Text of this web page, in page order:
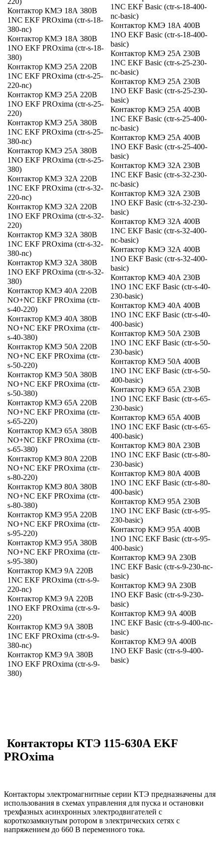
Контактор КМЭ 18А 380В
1NC EKF PROxima (ctr-s-18-
380-nc)
Контактор КМЭ 18А 380В
1NO EKF PROxima (ctr-s-18-
380)
Контактор КМЭ 25А 220В
1NC EKF PROxima (ctr-s-25-
220-nc)
Контактор КМЭ 25А 220В
1NO EKF PROxima (ctr-s-25-
220)
Контактор КМЭ 25А 380В
1NC EKF PROxima (ctr-s-25-
380-nc)
Контактор КМЭ 25А 380В
1NO EKF PROxima (ctr-s-25-
380)
Контактор КМЭ 32А 220В
1NC EKF PROxima (ctr-s-32-
220-nc)
Контактор КМЭ 32А 220В
1NO EKF PROxima (ctr-s-32-
220)
Контактор КМЭ 32А 380В
1NC EKF PROxima (ctr-s-32-
380-nc)
Контактор КМЭ 32А 380В
1NO EKF PROxima (ctr-s-32-
380)
Контактор КМЭ 40А 220В
NO+NC EKF PROxima (ctr-
s-40-220)
Контактор КМЭ 40А 380В
NO+NC EKF PROxima (ctr-
s-40-380)
Контактор КМЭ 50А 220В
NO+NC EKF PROxima (ctr-
s-50-220)
Контактор КМЭ 50А 380В
NO+NC EKF PROxima (ctr-
s-50-380)
Контактор КМЭ 65А 220В
NO+NC EKF PROxima (ctr-
s-65-220)
Контактор КМЭ 65А 380В
NO+NC EKF PROxima (ctr-
s-65-380)
Контактор КМЭ 80А 220В
NO+NC EKF PROxima (ctr-
s-80-220)
Контактор КМЭ 80А 380В
NO+NC EKF PROxima (ctr-
s-80-380)
Контактор КМЭ 95А 220В
NO+NC EKF PROxima (ctr-
s-95-220)
Контактор КМЭ 95А 380В
NO+NC EKF PROxima (ctr-
s-95-380)
Контактор КМЭ 9А 220В
1NC EKF PROxima (ctr-s-9-
220-nc)
Контактор КМЭ 9А 220В
1NO EKF PROxima (ctr-s-9-
220)
Контактор КМЭ 9А 380В
1NC EKF PROxima (ctr-s-9-
380-nc)
Контактор КМЭ 9А 380В
1NO EKF PROxima (ctr-s-9-
380)
1NC EKF Basic (ctr-s-18-400-
nc-basic)
Контактор КМЭ 18А 400В
1NO EKF Basic (ctr-s-18-400-
basic)
Контактор КМЭ 25А 230В
1NC EKF Basic (ctr-s-25-230-
nc-basic)
Контактор КМЭ 25А 230В
1NO EKF Basic (ctr-s-25-230-
basic)
Контактор КМЭ 25А 400В
1NC EKF Basic (ctr-s-25-400-
nc-basic)
Контактор КМЭ 25А 400В
1NO EKF Basic (ctr-s-25-400-
basic)
Контактор КМЭ 32А 230В
1NC EKF Basic (ctr-s-32-230-
nc-basic)
Контактор КМЭ 32А 230В
1NO EKF Basic (ctr-s-32-230-
basic)
Контактор КМЭ 32А 400В
1NC EKF Basic (ctr-s-32-400-
nc-basic)
Контактор КМЭ 32А 400В
1NO EKF Basic (ctr-s-32-400-
basic)
Контактор КМЭ 40А 230В
1NO 1NC EKF Basic (ctr-s-40-
230-basic)
Контактор КМЭ 40А 400В
1NO 1NC EKF Basic (ctr-s-40-
400-basic)
Контактор КМЭ 50А 230В
1NO 1NC EKF Basic (ctr-s-50-
230-basic)
Контактор КМЭ 50А 400В
1NO 1NC EKF Basic (ctr-s-50-
400-basic)
Контактор КМЭ 65А 230В
1NO 1NC EKF Basic (ctr-s-65-
230-basic)
Контактор КМЭ 65А 400В
1NO 1NC EKF Basic (ctr-s-65-
400-basic)
Контактор КМЭ 80А 230В
1NO 1NC EKF Basic (ctr-s-80-
230-basic)
Контактор КМЭ 80А 400В
1NO 1NC EKF Basic (ctr-s-80-
400-basic)
Контактор КМЭ 95А 230В
1NO 1NC EKF Basic (ctr-s-95-
230-basic)
Контактор КМЭ 95А 400В
1NO 1NC EKF Basic (ctr-s-95-
400-basic)
Контактор КМЭ 9А 230В
1NC EKF Basic (ctr-s-9-230-nc-
basic)
Контактор КМЭ 9А 230В
1NO EKF Basic (ctr-s-9-230-
basic)
Контактор КМЭ 9А 400В
1NC EKF Basic (ctr-s-9-400-nc-
basic)
Контактор КМЭ 9А 400В
1NO EKF Basic (ctr-s-9-400-
basic)
Контакторы КТЭ 115-630А EKF
PROxima
Контакторы электромагнитные серии КТЭ предназначены для
использования в схемах управления для пуска и остановки
трехфазных асинхронных электродвигателей с
короткозамкнутым ротором в электрических сетях с
напряжением до 660 В переменного тока.